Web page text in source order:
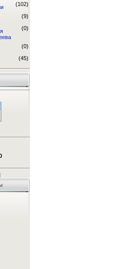
(102)
(9)
(0)
(0)
(45)